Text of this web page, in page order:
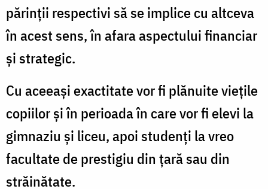
părinții respectivi să se implice cu altceva
în acest sens, în afara aspectului financiar
și strategic.
Cu aceeași exactitate vor fi plănuite viețile
copiilor și în perioada în care vor fi elevi la
gimnaziu și liceu, apoi studenți la vreo
facultate de prestigiu din țară sau din
străinătate.